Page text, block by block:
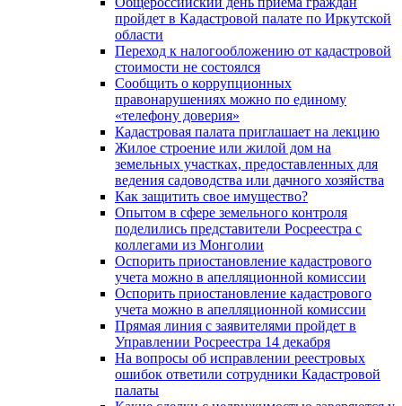
пройдет в Кадастровой палате по Иркутской
области
Переход к налогообложению от кадастровой
стоимости не состоялся
Сообщить о коррупционных
правонарушениях можно по единому
«телефону доверия»
Кадастровая палата приглашает на лекцию
Жилое строение или жилой дом на
земельных участках, предоставленных для
ведения садоводства или дачного хозяйства
Как защитить свое имущество?
Опытом в сфере земельного контроля
поделились представители Росреестра с
коллегами из Монголии
Оспорить приостановление кадастрового
учета можно в апелляционной комиссии
Оспорить приостановление кадастрового
учета можно в апелляционной комиссии
Прямая линия с заявителями пройдет в
Управлении Росреестра 14 декабря
На вопросы об исправлении реестровых
ошибок ответили сотрудники Кадастровой
палаты